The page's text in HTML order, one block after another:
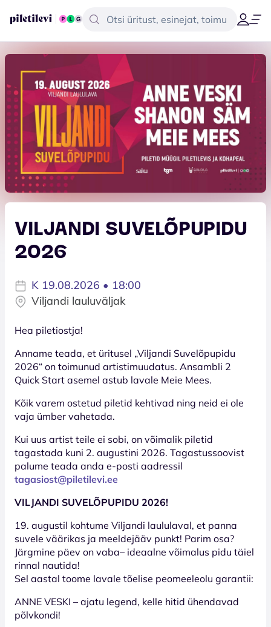
VILJANDI SUVELÕPUPIDU
2026
K 19.08.2026 • 18:00
Viljandi lauluväljak
Hea piletiostja!
Anname teada, et üritusel „Viljandi Suvelõpupidu
2026“ on toimunud artistimuudatus. Ansambli 2
Quick Start asemel astub lavale Meie Mees.
Kõik varem ostetud piletid kehtivad ning neid ei ole
vaja ümber vahetada.
Kui uus artist teile ei sobi, on võimalik piletid
tagastada kuni 2. augustini 2026. Tagastussoovist
palume teada anda e-posti aadressil
tagasiost@piletilevi.ee
VILJANDI SUVELÕPUPIDU 2026!
19. augustil kohtume Viljandi laululaval, et panna
suvele väärikas ja meeldejääv punkt! Parim osa?
Järgmine päev on vaba– ideaalne võimalus pidu täiel
rinnal nautida!
Sel aastal toome lavale tõelise peomeeleolu garantii:
ANNE VESKI – ajatu legend, kelle hitid ühendavad
põlvkondi!